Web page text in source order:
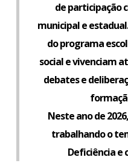
de participação
municipal e
do programa
social e vivenciam
debates e
Neste ano de
trabalhando o
Deficiência e